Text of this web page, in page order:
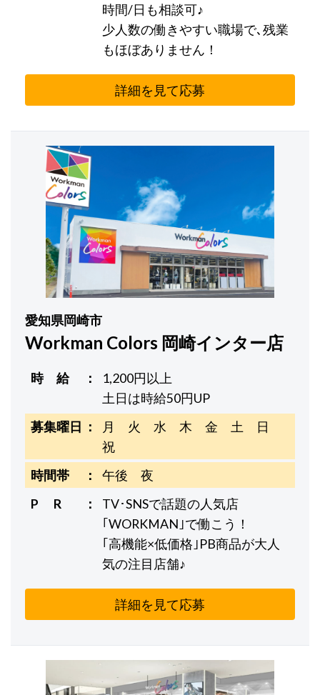
時間/日も相談可♪
少人数の働きやすい職場で､残業
もほぼありません！
詳細を見て応募
愛知県岡崎市
Workman Colors 岡崎インター店
時 給
1,200円以上
土日は時給50円UP
募集曜日
月 火 水 木 金 土 日
祝
時間帯
午後 夜
P R
TV･SNSで話題の人気店
｢WORKMAN｣で働こう！
｢高機能×低価格｣PB商品が大人
気の注目店舗♪
詳細を見て応募